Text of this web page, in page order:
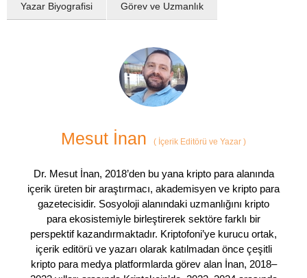
Yazar Biyografisi Görev ve Uzmanlık
Mesut İnan ( İçerik Editörü ve Yazar )
Dr. Mesut İnan, 2018’den bu yana kripto para alanında
içerik üreten bir araştırmacı, akademisyen ve kripto para
gazetecisidir. Sosyoloji alanındaki uzmanlığını kripto
para ekosistemiyle birleştirerek sektöre farklı bir
perspektif kazandırmaktadır. Kriptofoni’ye kurucu ortak,
içerik editörü ve yazarı olarak katılmadan önce çeşitli
kripto para medya platformlarda görev alan İnan, 2018–